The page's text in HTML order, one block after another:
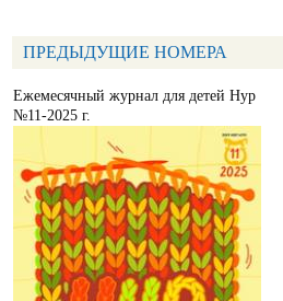
ПРЕДЫДУЩИЕ НОМЕРА
Ежемесячный журнал для детей Нур
№11-2025 г.